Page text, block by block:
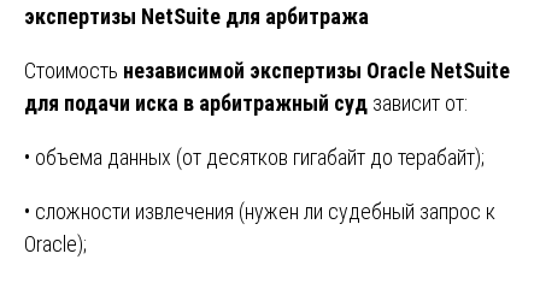
экспертизы NetSuite для арбитража
Стоимость независимой экспертизы Oracle NetSuite
для подачи иска в арбитражный суд зависит от:
• объема данных (от десятков гигабайт до терабайт);
• сложности извлечения (нужен ли судебный запрос к
Oracle);